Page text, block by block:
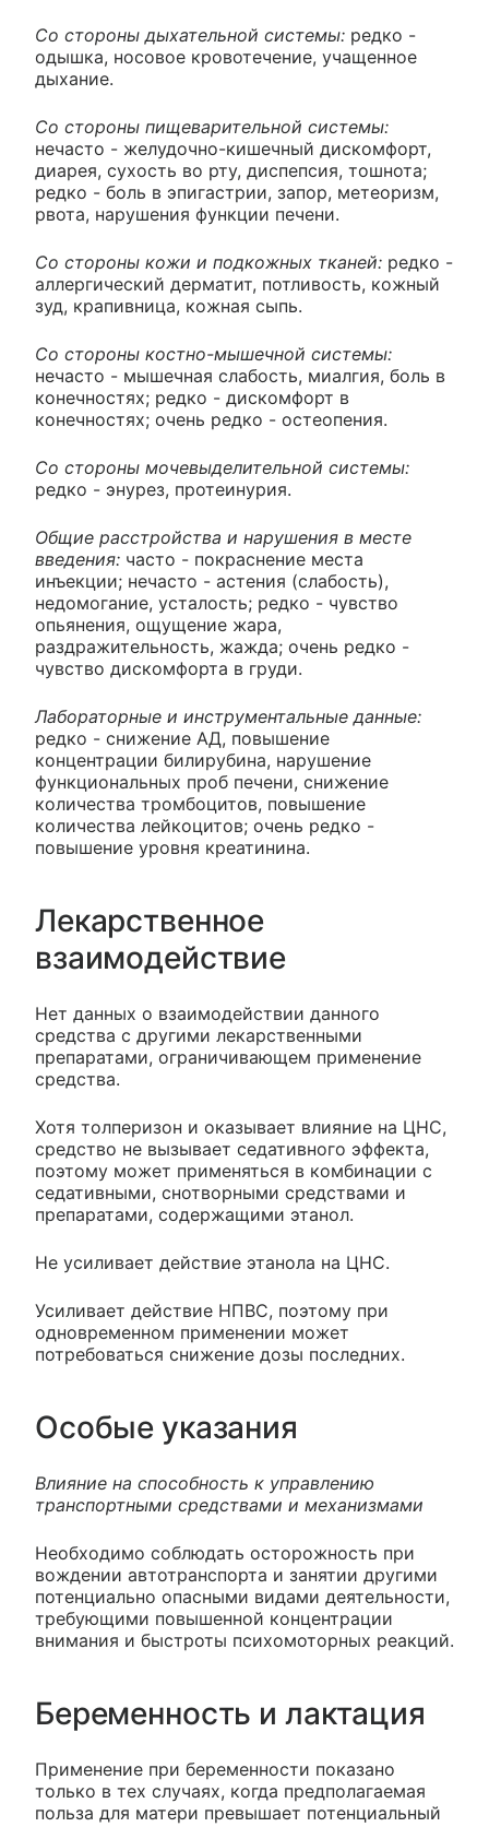
Со стороны дыхательной системы: редко -
одышка, носовое кровотечение, учащенное
дыхание.
Со стороны пищеварительной системы:
нечасто - желудочно-кишечный дискомфорт,
диарея, сухость во рту, диспепсия, тошнота;
редко - боль в эпигастрии, запор, метеоризм,
рвота, нарушения функции печени.
Со стороны кожи и подкожных тканей: редко -
аллергический дерматит, потливость, кожный
зуд, крапивница, кожная сыпь.
Со стороны костно-мышечной системы:
нечасто - мышечная слабость, миалгия, боль в
конечностях; редко - дискомфорт в
конечностях; очень редко - остеопения.
Со стороны мочевыделительной системы:
редко - энурез, протеинурия.
Общие расстройства и нарушения в месте
введения: часто - покраснение места
инъекции; нечасто - астения (слабость),
недомогание, усталость; редко - чувство
опьянения, ощущение жара,
раздражительность, жажда; очень редко -
чувство дискомфорта в груди.
Лабораторные и инструментальные данные:
редко - снижение АД, повышение
концентрации билирубина, нарушение
функциональных проб печени, снижение
количества тромбоцитов, повышение
количества лейкоцитов; очень редко -
повышение уровня креатинина.
Лекарственное
взаимодействие
Нет данных о взаимодействии данного
средства с другими лекарственными
препаратами, ограничивающем применение
средства.
Хотя толперизон и оказывает влияние на ЦНС,
средство не вызывает седативного эффекта,
поэтому может применяться в комбинации с
седативными, снотворными средствами и
препаратами, содержащими этанол.
Не усиливает действие этанола на ЦНС.
Усиливает действие НПВС, поэтому при
одновременном применении может
потребоваться снижение дозы последних.
Особые указания
Влияние на способность к управлению
транспортными средствами и механизмами
Необходимо соблюдать осторожность при
вождении автотранспорта и занятии другими
потенциально опасными видами деятельности,
требующими повышенной концентрации
внимания и быстроты психомоторных реакций.
Беременность и лактация
Применение при беременности показано
только в тех случаях, когда предполагаемая
польза для матери превышает потенциальный